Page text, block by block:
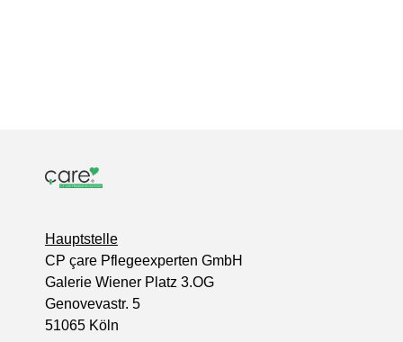
Hauptstelle
CP çare Pflegeexperten GmbH
Galerie Wiener Platz 3.OG
Genovevastr. 5
51065 Köln